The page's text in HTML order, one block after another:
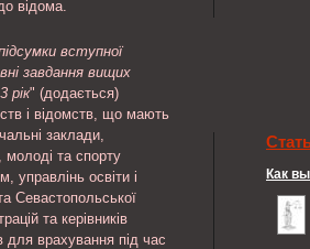
відома.
вступної
завдання вищих
рік" (додається)
і відомств, що мають
заклади,
молоді та спорту
управлінь освіти і
Севастопольської
та керівників
для врахування під час
Как